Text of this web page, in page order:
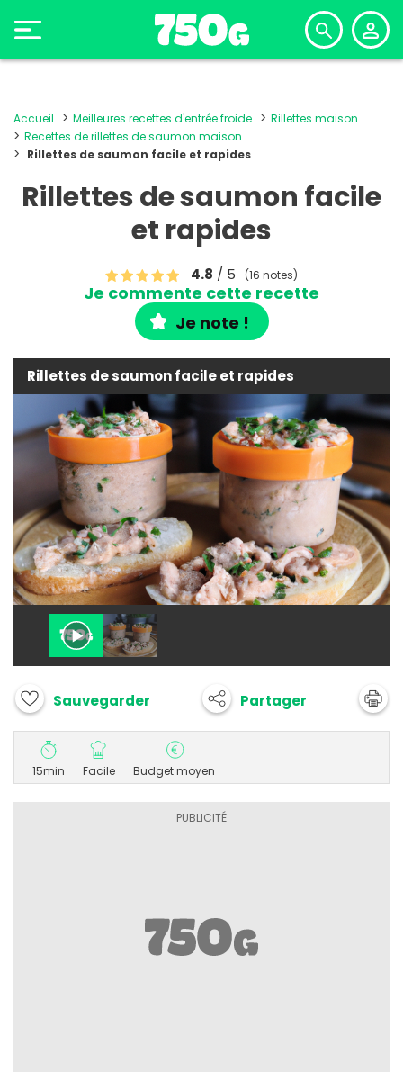
Accueil Meilleures recettes d'entrée froide
Rillettes maison
Recettes de rillettes de saumon maison
Rillettes de saumon facile et rapides
Rillettes de saumon facile
et rapides
4.8 / 5 (16 notes)
Je commente cette recette
Je note !
Rillettes de saumon facile et rapides
Sauvegarder Partager
15min Facile Budget moyen